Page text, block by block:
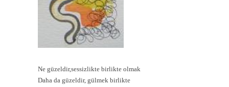
Ne güzeldir,sessizlikte birlikte olmak
Daha da güzeldir, gülmek birlikte